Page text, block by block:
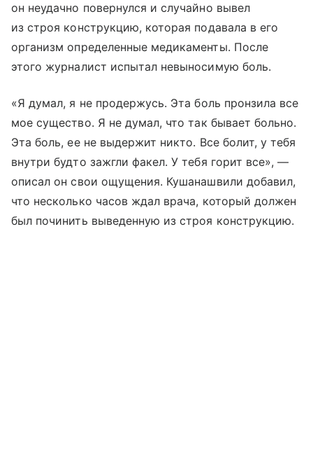
он неудачно повернулся и случайно вывел
из строя конструкцию, которая подавала в его
организм определенные медикаменты. После
этого журналист испытал невыносимую боль.
«Я думал, я не продержусь. Эта боль пронзила все
мое существо. Я не думал, что так бывает больно.
Эта боль, ее не выдержит никто. Все болит, у тебя
внутри будто зажгли факел. У тебя горит все», —
описал он свои ощущения. Кушанашвили добавил,
что несколько часов ждал врача, который должен
был починить выведенную из строя конструкцию.